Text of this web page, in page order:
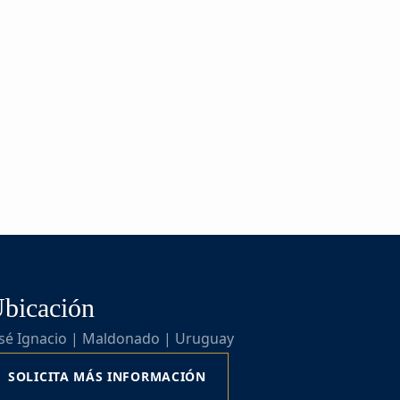
Ignacio | Maldonado | Uruguay
SOLICITA MÁS INFORMACIÓN